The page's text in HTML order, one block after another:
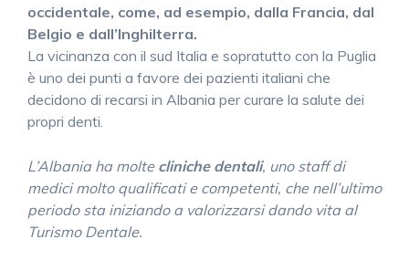
occidentale, come, ad esempio, dalla Francia, dal
Belgio e dall’Inghilterra.
La vicinanza con il sud Italia e sopratutto con la Puglia
è uno dei punti a favore dei pazienti italiani che
decidono di recarsi in Albania per curare la salute dei
propri denti.
L’Albania ha molte cliniche dentali, uno staff di
medici molto qualificati e competenti, che nell’ultimo
periodo sta iniziando a valorizzarsi dando vita al
Turismo Dentale.